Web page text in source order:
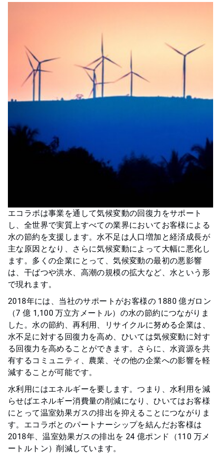
エコラボは事業を通して気候変動の回復力をサポート
し、全世界で実質上すべての業界においてお客様による
水の節約を支援します。水不足は人口増加と経済成長が
主な原因となり、さらに気候変動によって大幅に悪化し
ます。多くの企業にとって、気候変動の最初の悪影響
は、干ばつや洪水、高潮の規模の拡大など、水という形
で現れます。
2018年には、当社のサポートがお客様の 1880 億ガロン
（7 億 1,100 万立方メートル）の水​​​​​​​の節約につながりま
した。水の節約、再利用、リサイクルに努める企業は、
水不足に対する回復力を高め、ひいては気候変動に対す
る回復力を高めることができます。さらに、水資源を共
有するコミュニティ、農業、その他の企業への影響を軽
減することが可能です。
水利用にはエネルギーを要します。つまり、水利用を減
らせばエネルギー消費量の削減になり、ひいてはお客様
にとって温室効果ガスの排出を抑えることにつながりま
す。エコラボとのパートナーシップを結んだお客様は
2018年、温室効果ガスの排出を 24 億ポンド（110 万メ
ートルトン）削減しています。